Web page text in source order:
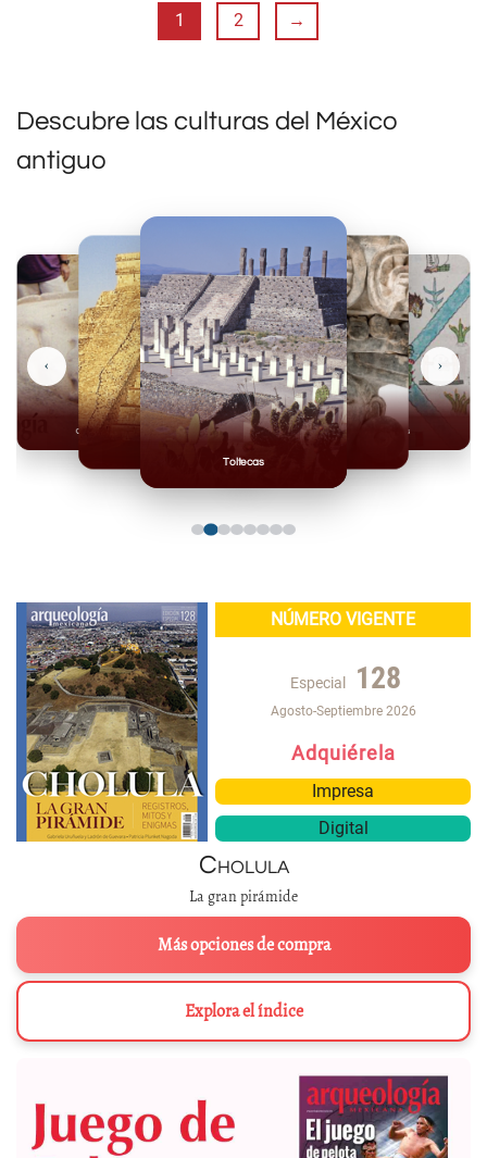
1 2 →
Descubre las culturas del México
antiguo
Toltecas
Mexicas
Olmecas
‹ ›
NÚMERO VIGENTE
Especial 128
Agosto-Septiembre 2026
Adquiérela
Impresa
Digital
Cholula
La gran pirámide
Más opciones de compra
Explora el índice